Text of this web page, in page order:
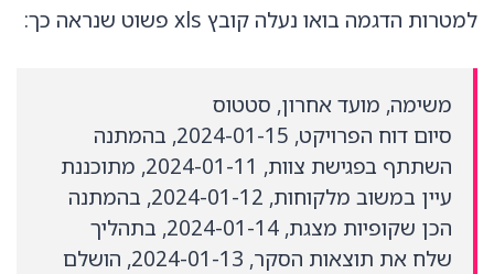
למטרות הדגמה בואו נעלה קובץ xls פשוט שנראה כך:
משימה, מועד אחרון, סטטוס
סיום דוח הפרויקט, 2024-01-15, בהמתנה
השתתף בפגישת צוות, 2024-01-11, מתוכננת
עיין במשוב מלקוחות, 2024-01-12, בהמתנה
הכן שקופיות מצגת, 2024-01-14, בתהליך
שלח את תוצאות הסקר, 2024-01-13, הושלם